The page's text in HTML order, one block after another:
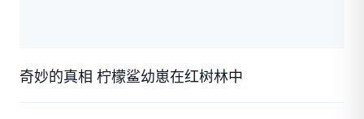
奇妙的真相 柠檬鲨幼崽在红树林中